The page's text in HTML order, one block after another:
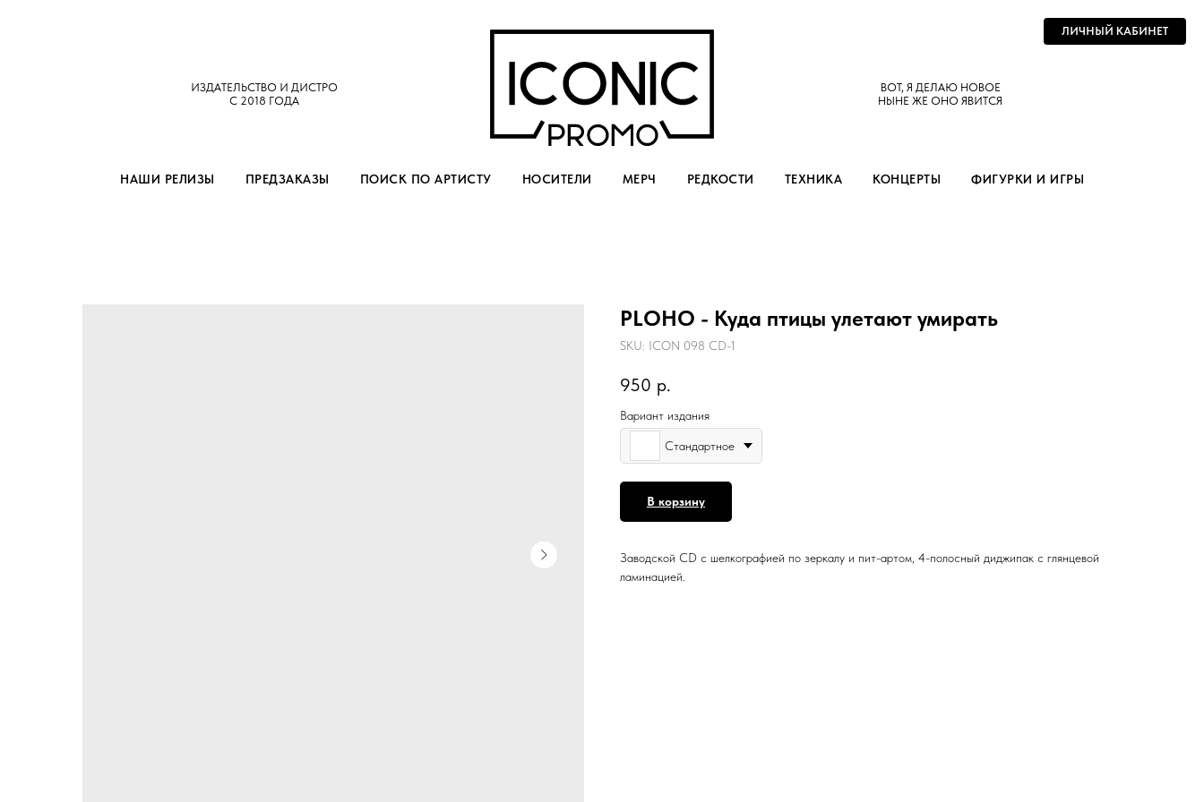
ИЗДАТЕЛЬСТВО И ДИСТРО
С 2018 ГОДА
ВОТ, Я ДЕЛАЮ НОВОЕ
НЫНЕ ЖЕ ОНО ЯВИТСЯ
НАШИ РЕЛИЗЫ ПРЕДЗАКАЗЫ ПОИСК ПО АРТИСТУ НОСИТЕЛИ МЕРЧ РЕДКОСТИ ТЕХНИКА КОНЦЕРТЫ ФИГУРКИ И ИГРЫ
ЛИЧНЫЙ КАБИНЕТ
PLOHO - Куда птицы улетают умирать
SKU: ICON 098 CD-1
950 р.
Вариант издания
Стандартное
В корзину
Заводской CD с шелкографией по зеркалу и пит-артом, 4-полосный диджипак с глянцевой
ламинацией.